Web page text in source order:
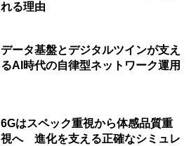
れる理由
データ基盤とデジタルツインが支え
るAI時代の自律型ネットワーク運用
6Gはスペック重視から体感品質重
視へ 進化を支える正確なシミュレ